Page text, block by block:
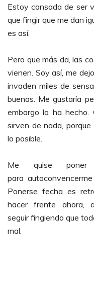
Estoy cansada de ser
que fingir que me dan
es así.
Pero que más da, las
vienen. Soy así, me
invaden miles de
buenas. Me gustaría
embargo lo ha hecho.
sirven de nada,
lo posible.
Me quise
para
Ponerse fecha es
hacer frente ahora,
seguir fingiendo que
mal.